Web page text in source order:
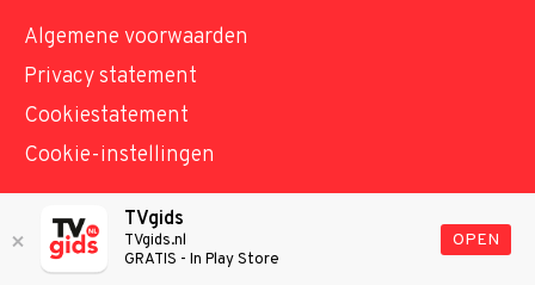
Algemene voorwaarden
Privacy statement
Cookiestatement
Cookie-instellingen
© TVgids.nl 2026 - All rights reserved. No text and
datamining.
TVgids
TVgids.nl
GRATIS - In Play Store
OPEN